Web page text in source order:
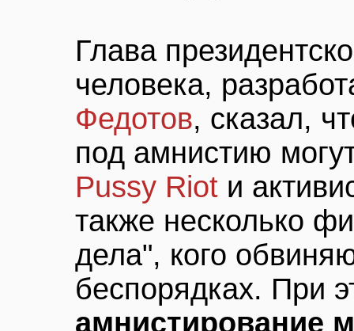
Глава
человека,
Федотов, сказал,
под амнистию
Pussy Riot и
также несколько
дела", кого
беспорядках. При
амнистирование